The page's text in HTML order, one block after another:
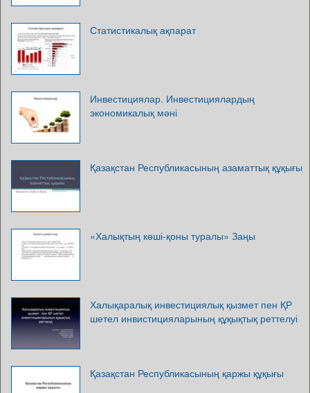
Статистикалық ақпарат
Инвестициялар. Инвестициялардың
экономикалық мәні
Қазақстан Республикасының азаматтық құқығы
«Халықтың көші-қоны туралы» Заңы
Халықаралық инвестициялық қызмет пен ҚР
шетел инвистицияларының құқықтық реттелуі
Қазақстан Республикасының қаржы құқығы